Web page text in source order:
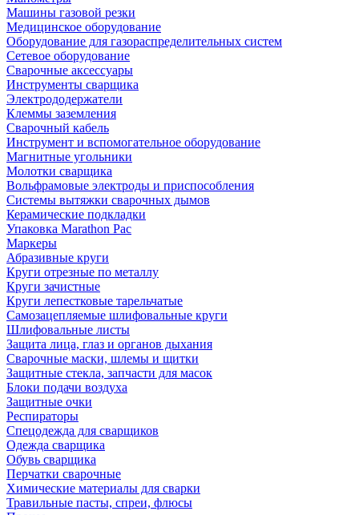
Машины газовой резки
Медицинское оборудование
Оборудование для газораспределительных систем
Сетевое оборудование
Сварочные аксессуары
Инструменты сварщика
Электрододержатели
Клеммы заземления
Сварочный кабель
Инструмент и вспомогательное оборудование
Магнитные угольники
Молотки сварщика
Вольфрамовые электроды и приспособления
Системы вытяжки сварочных дымов
Керамические подкладки
Упаковка Marathon Pac
Маркеры
Абразивные круги
Круги отрезные по металлу
Круги зачистные
Круги лепестковые тарельчатые
Самозацепляемые шлифовальные круги
Шлифовальные листы
Защита лица, глаз и органов дыхания
Сварочные маски, шлемы и щитки
Защитные стекла, запчасти для масок
Блоки подачи воздуха
Защитные очки
Респираторы
Спецодежда для сварщиков
Одежда сварщика
Обувь сварщика
Перчатки сварочные
Химические материалы для сварки
Травильные пасты, спреи, флюсы